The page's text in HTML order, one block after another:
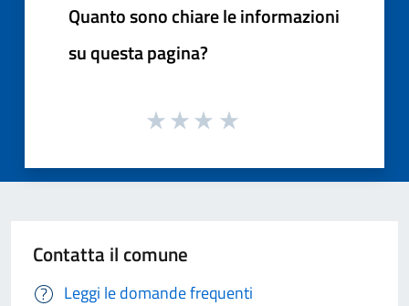
Quanto sono chiare le informazioni
su questa pagina?
Contatta il comune
Leggi le domande frequenti